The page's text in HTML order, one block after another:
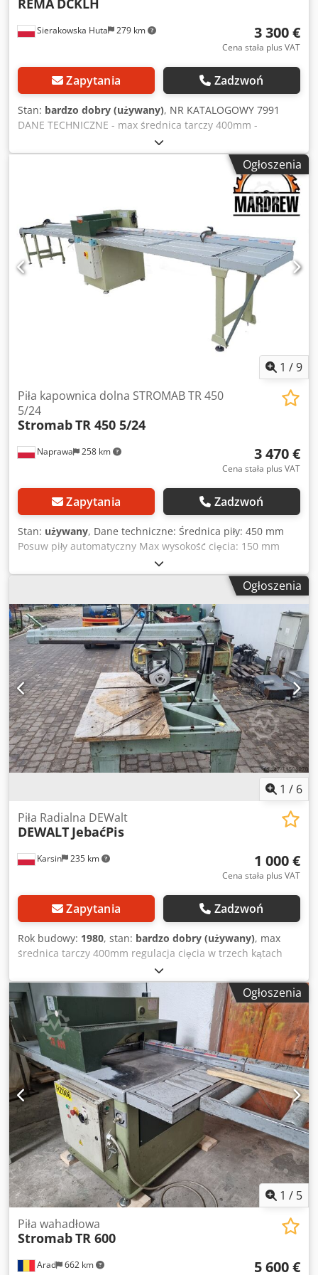
Sierakowska Huta 279 km
REMA DCKLH
3 300 €
Cena stała plus VAT
Zapytania Zadzwoń
Stan: bardzo dobry (używany), NR KATALOGOWY 7991
DANE TECHNICZNE - max średnica tarczy 400mm -
średnica otworu tarczy 30mm - osłona na tarczę - ramię
regulowane góra/dół - max wysokość cięcia 120mm - max
szerokość cięcia 540mm - przesuw piły hydrauliczny - 3
rolki wprowadzające w blacie - silnik 3,7kW - silnik pompy
hydraulicznej około 0,55kW - średnica króćca odciągu
110mm - szerokość rolki 530mm - wymiary maszyny
dł/szer/wys 1900x1500x1950mm - waga 650kg ATUTY –
produkcji polskiej – dokumentacja DTR – stan bardzo dobry
– piła używana Cena netto: 13900 PLN Dedpfszkg Dnex Ah
Dsck Cena netto: 3300 EUR w zależności od ceny 4,2 EUR
(Ceny mogą się zmieniać wraz z wyższymi wahaniami)
Ogłoszenia
1 /9
Naprawa 258 km
Piła kapownica dolna STROMAB TR 450
5/24
StromabTR 450 5/24
3 470 €
Cena stała plus VAT
Zapytania Zadzwoń
Stan: używany, Dane techniczne: Średnica piły: 450 mm
Posuw piły automatyczny Max wysokość cięcia: 150 mm
Długość stołu: 2890 + 3350 mm Szerokość stołu: 540 mm
Stół z rolkami Dedpjzh Hd Asfx Ah Djck Średnica rolek: 60
mm Możliwość cięcia pod kątem 90 stopni Zasilanie: 400 V
Moc silnika: 4 kW Wymiary całkowita: Długość: 7000 mm
Szerokość: 950 mm Wysokość: 1250 mm
Ogłoszenia
1 / 6
Karsin 235 km
Piła Radialna DEWalt
DEWALT JebaćPis
1 000 €
Cena stała plus VAT
Zapytania Zadzwoń
Rok budowy: 1980, stan: bardzo dobry (używany), max
średnica tarczy 400mm regulacja cięcia w trzech kątach
moc silnika 2,2kW Dedpsm Ucyrsfx Ah Dsck wysokość cięcia
100 mm szerokość cięcia przy 90° 850 mm
Ogłoszenia
1 / 5
Arad 662 km
Piła wahadłowa
StromabTR 600
5 600 €